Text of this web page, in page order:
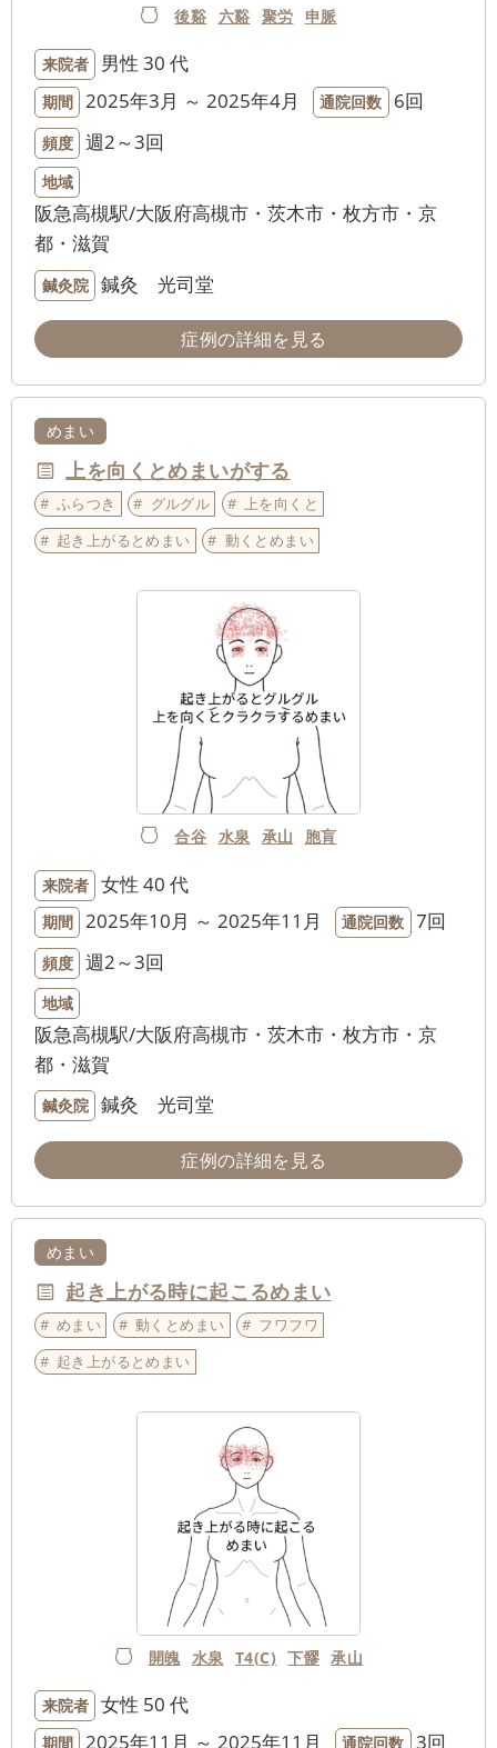
後谿 六谿 聚労 申脈
来院者 男性 30 代
期間 2025年3月 ～ 2025年4月 通院回数 6回
頻度 週2～3回
地域
阪急高槻駅/大阪府高槻市・茨木市・枚方市・京
都・滋賀
鍼灸院 鍼灸 光司堂
症例の詳細を見る
めまい
上を向くとめまいがする
ふらつき グルグル
上を向くと
起き上がるとめまい
動くとめまい
合谷 水泉 承山 胞肓
来院者 女性 40 代
期間 2025年10月 ～ 2025年11月 通院回数 7回
頻度 週2～3回
地域
阪急高槻駅/大阪府高槻市・茨木市・枚方市・京
都・滋賀
鍼灸院 鍼灸 光司堂
症例の詳細を見る
めまい
起き上がる時に起こるめまい
めまい 動くとめまい
フワフワ
起き上がるとめまい
開魄 水泉 T4(C) 下髎 承山
来院者 女性 50 代
期間 2025年11月 ～ 2025年11月 通院回数 3回